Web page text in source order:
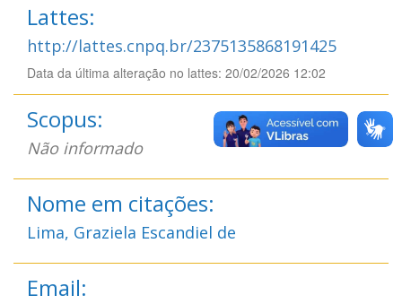
Lattes:
http://lattes.cnpq.br/2375135868191425
Data da última alteração no lattes: 20/02/2026 12:02
Scopus:
Não informado
Nome em citações:
Lima, Graziela Escandiel de
Email: